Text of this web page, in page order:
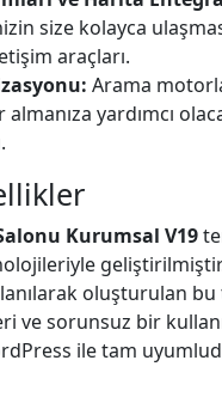
size kolayca
araçları.
Arama
almanıza yardımcı
Kurumsal V19
geliştirilmiştir.
oluşturulan bu
ve sorunsuz bir
ile tam